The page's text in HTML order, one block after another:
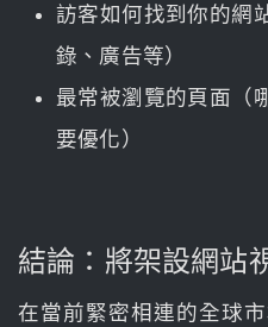
訪客如何找到你的網
錄、廣告等）
最常被瀏覽的頁面（
要優化）
結論：將架設網站
在當前緊密相連的全球